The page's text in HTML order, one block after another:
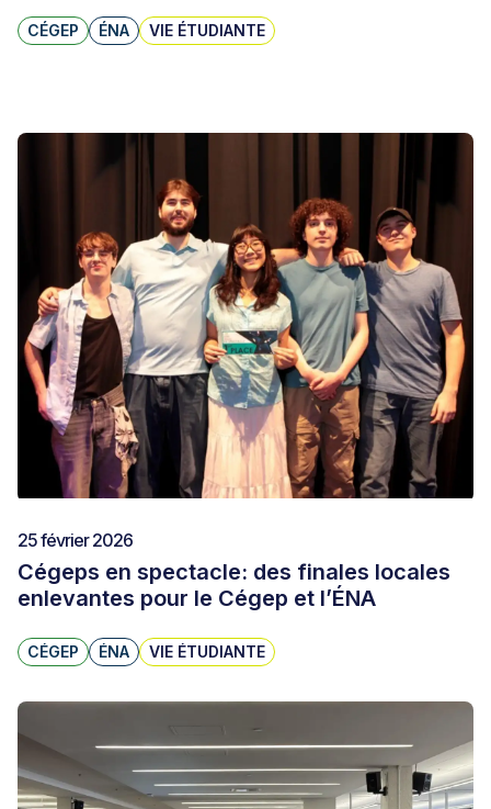
CÉGEP ÉNA VIE ÉTUDIANTE
25 février 2026
Cégeps en spectacle: des finales locales
enlevantes pour le Cégep et l’ÉNA
CÉGEP ÉNA VIE ÉTUDIANTE